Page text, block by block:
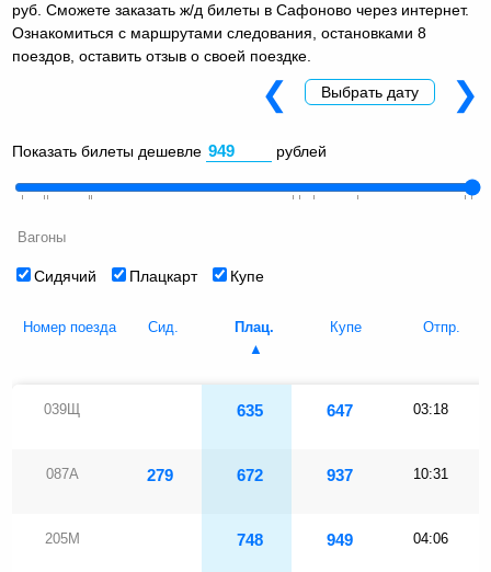
руб. Сможете заказать ж/д билеты в Сафоново через интернет.
Ознакомиться с маршрутами следования, остановками 8
поездов, оставить отзыв о своей поездке.
Показать билеты дешевле рублей
Вагоны
Сидячий Плацкарт Купе
❮ Выбрать дату ❯
Номер поезда Сид. Плац. Купе Отпр.
039Щ 635 647 03:18
087А 279 672 937 10:31
205М 748 949 04:06